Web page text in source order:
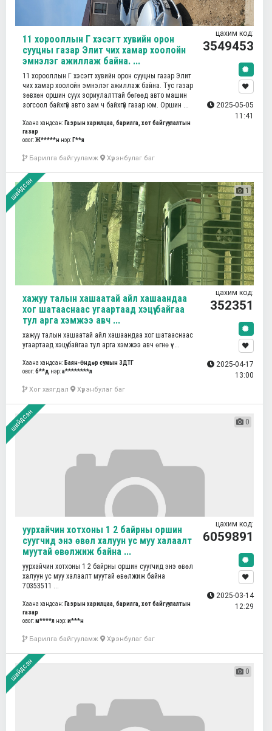
11 хорооллын Г хэсэгт хувийн орон
сууцны газар Элит чих хамар хоолойн
эмнэлэг ажиллаж байна. ...
11 хорооллын Г хэсэгт хувийн орон сууцны газар Элит
чих хамар хоолойн эмнэлэг ажиллаж байна. Тус газар
зөвхөн оршин суух зориулалттай бөгөөд авто машин
зогсоол байхгүй авто зам ч байхгүй газар юм. Оршин ...
Хаана хандсан: Газрын харилцаа, барилга, хот байгуулалтын
газар
овог:Ж*****н нэр: Г**я
Барилга байгууламж Хүрэнбулаг баг
цахим код:
3549453
2025-05-05
11:41
шийдсэн 1
хажуу талын хашаатай айл хашаандаа
хог шатааснаас угаартаад хэцүү байгаа
тул арга хэмжээ авч ...
хажуу талын хашаатай айл хашаандаа хог шатааснаас
угаартаад хэцүү байгаа тул арга хэмжээ авч өгнө үү. ...
Хаана хандсан: Баян-Өндөр сумын ЗДТГ
овог:б**д нэр:а********л
Хог хаягдал Хүрэнбулаг баг
цахим код:
352351
2025-04-17
13:00
шийдсэн 0
уурхайчин хотхоны 1 2 байрны оршин
суугчид энэ өвөл халуун ус муу халаалт
муутай өвөлжиж байна ...
уурхайчин хотхоны 1 2 байрны оршин суугчид энэ өвөл
халуун ус муу халаалт муутай өвөлжиж байна
70353511 ...
Хаана хандсан: Газрын харилцаа, барилга, хот байгуулалтын
газар
овог:м****л нэр:и***н
Барилга байгууламж Хүрэнбулаг баг
цахим код:
6059891
2025-03-14
12:29
шийдсэн 0